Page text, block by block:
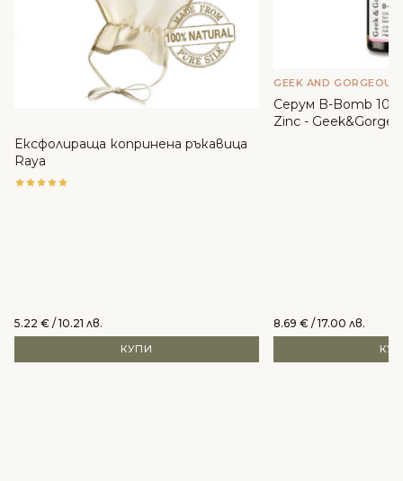
Ексфолираща копринена ръкавица
Raya
5.22 € / 10.21 лв.
КУПИ
GEEK AND GORGEOUS
Серум B-Bomb
Zinc -
8.69 € / 17.00 лв.